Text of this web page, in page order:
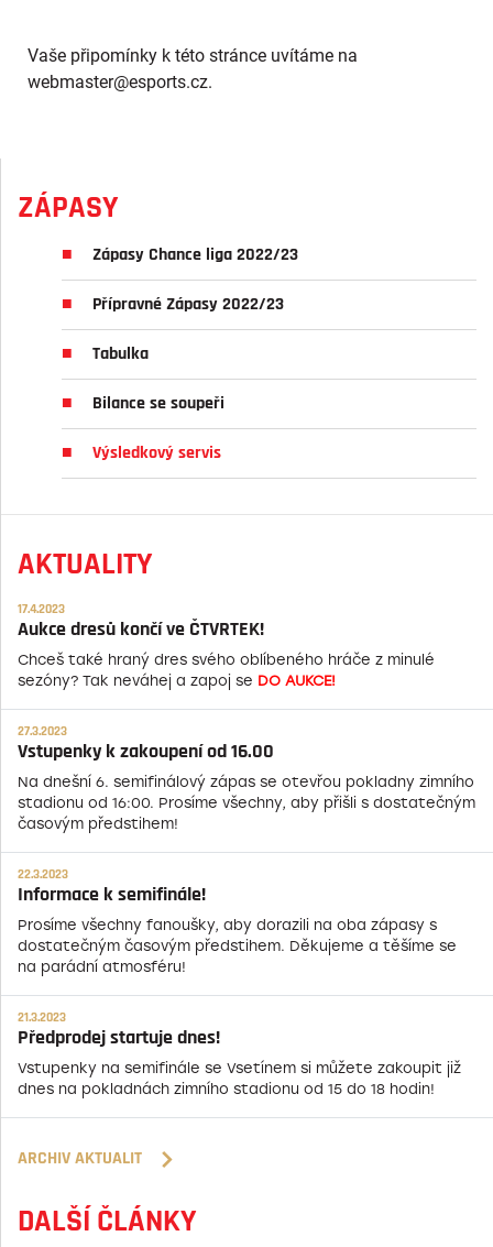
Vaše připomínky k této stránce uvítáme na
webmaster@esports.cz.
ZÁPASY
Zápasy Chance liga 2022/23
Přípravné Zápasy 2022/23
Tabulka
Bilance se soupeři
Výsledkový servis
AKTUALITY
17.4.2023
Aukce dresů končí ve ČTVRTEK!
Chceš také hraný dres svého oblíbeného hráče z minulé
sezóny? Tak neváhej a zapoj se DO AUKCE!
27.3.2023
Vstupenky k zakoupení od 16.00
Na dnešní 6. semifinálový zápas se otevřou pokladny zimního
stadionu od 16:00. Prosíme všechny, aby přišli s dostatečným
časovým předstihem!
22.3.2023
Informace k semifinále!
Prosíme všechny fanoušky, aby dorazili na oba zápasy s
dostatečným časovým předstihem. Děkujeme a těšíme se
na parádní atmosféru!
21.3.2023
Předprodej startuje dnes!
Vstupenky na semifinále se Vsetínem si můžete zakoupit již
dnes na pokladnách zimního stadionu od 15 do 18 hodin!
ARCHIV AKTUALIT
DALŠÍ ČLÁNKY